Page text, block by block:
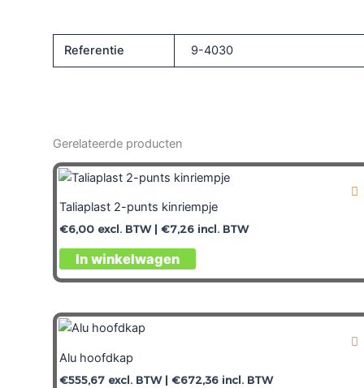
Referentie 9-4030
Gerelateerde producten
Taliaplast 2-punts kinriempje
€6,00 excl. BTW | €7,26 incl. BTW
In winkelwagen
Alu hoofdkap
€555,67 excl. BTW | €672,36 incl. BTW